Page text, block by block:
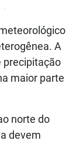
A
precipitação
maior parte
norte do
devem